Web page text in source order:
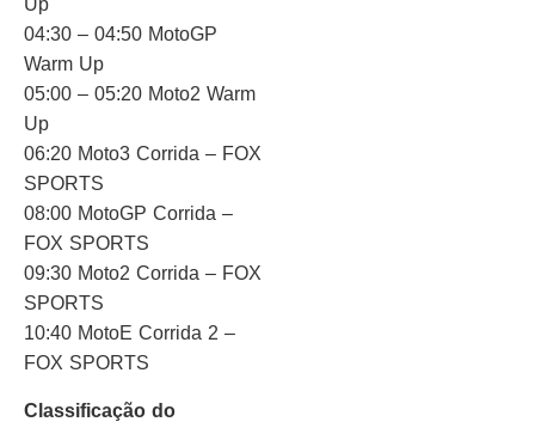
Up
04:30 – 04:50 MotoGP
Warm Up
05:00 – 05:20 Moto2 Warm
Up
06:20 Moto3 Corrida – FOX
SPORTS
08:00 MotoGP Corrida –
FOX SPORTS
09:30 Moto2 Corrida – FOX
SPORTS
10:40 MotoE Corrida 2 –
FOX SPORTS
Classificação do